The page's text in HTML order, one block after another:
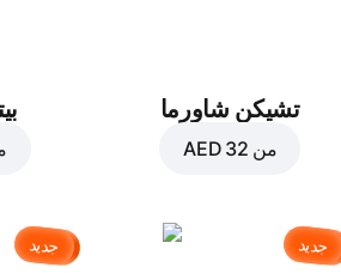
تشيكن شاورما
من AED 32
جديد جديد